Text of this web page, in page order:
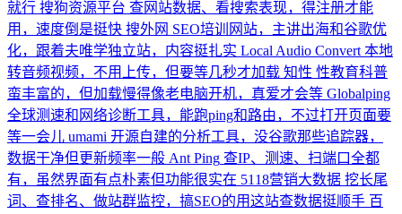
就行 搜狗资源平台 查网站数据、看搜索表现，得注册才能
用，速度倒是挺快 搜外网 SEO培训网站，主讲出海和谷歌优
化，跟着夫唯学独立站，内容挺扎实 Local Audio Convert 本地
转音频视频，不用上传，但要等几秒才加载 知性 性教育科普
蛮丰富的，但加载慢得像老电脑开机，真爱才会等 Globalping
全球测速和网络诊断工具，能跑ping和路由，不过打开页面要
等一会儿 umami 开源自建的分析工具，没谷歌那些追踪器，
数据干净但更新频率一般 Ant Ping 查IP、测速、扫端口全都
有，虽然界面有点朴素但功能很实在 5118营销大数据 挖长尾
词、查排名、做站群监控，搞SEO的用这站查数据挺顺手 百